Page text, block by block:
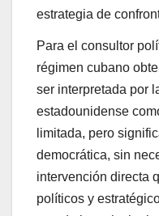
estrategia de
Para el consultor
régimen cubano
ser interpretada por
estadounidense
limitada, pero
democrática, sin
intervención directa
políticos y